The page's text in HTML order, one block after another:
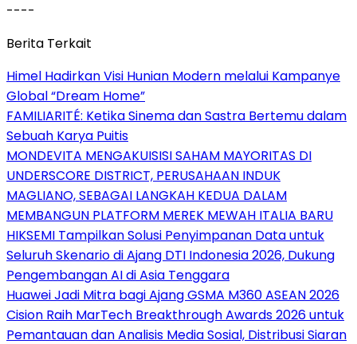
----
Berita Terkait
Himel Hadirkan Visi Hunian Modern melalui Kampanye
Global “Dream Home”
FAMILIARITÉ: Ketika Sinema dan Sastra Bertemu dalam
Sebuah Karya Puitis
MONDEVITA MENGAKUISISI SAHAM MAYORITAS DI
UNDERSCORE DISTRICT, PERUSAHAAN INDUK
MAGLIANO, SEBAGAI LANGKAH KEDUA DALAM
MEMBANGUN PLATFORM MEREK MEWAH ITALIA BARU
HIKSEMI Tampilkan Solusi Penyimpanan Data untuk
Seluruh Skenario di Ajang DTI Indonesia 2026, Dukung
Pengembangan AI di Asia Tenggara
Huawei Jadi Mitra bagi Ajang GSMA M360 ASEAN 2026
Cision Raih MarTech Breakthrough Awards 2026 untuk
Pemantauan dan Analisis Media Sosial, Distribusi Siaran